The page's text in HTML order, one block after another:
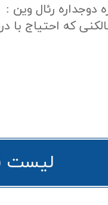
دوجداره رئال وین
که احتیاج
لیست